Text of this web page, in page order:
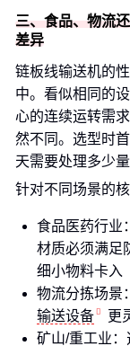
三、食品、物流
差异
链板线输送机的
中。看似相同的
心的连续运转需
然不同。选型时
天需要处理多少
针对不同场景的核
食品医药行业
材质必须满足
细小物料卡入
物流分拣场景：
输送设备
更
矿山/重工业